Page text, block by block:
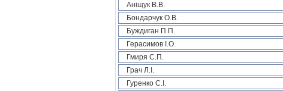
Аніщук В.В.
Бондарчук О.В.
Буждиган П.П.
Герасимов І.О.
Гмиря С.П.
Грач Л.І.
Гуренко С.І.